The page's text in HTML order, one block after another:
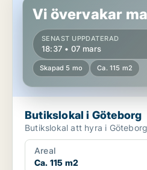
Vi övervakar
SENAST UPPDATERAD
18:37 • 07 mars
Skapad 5 mo Ca. 115 m2
Butikslokal i Göteborg
Butikslokal att hyra i Göteborg
Areal
Ca. 115 m2